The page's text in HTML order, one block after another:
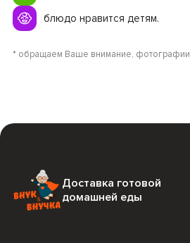
блюдо нравится детям.
* обращаем Ваше внимание, фотографии
Доставка готовой
домашней еды